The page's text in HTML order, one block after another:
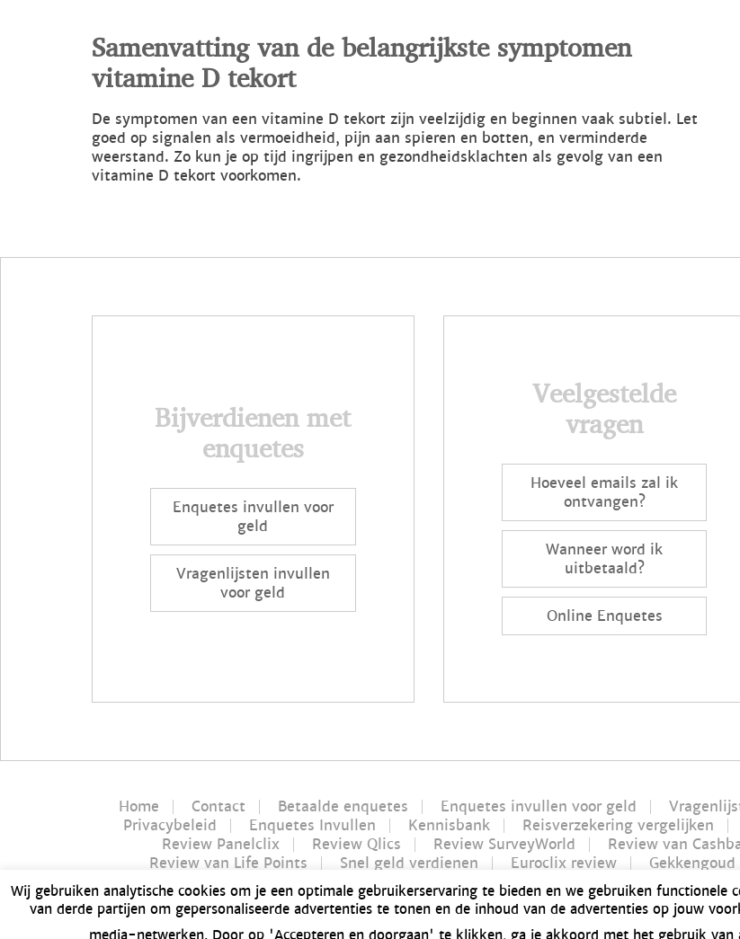
Samenvatting van de belangrijkste symptomen
vitamine D tekort
De symptomen van een vitamine D tekort zijn veelzijdig en beginnen vaak subtiel. Let
goed op signalen als vermoeidheid, pijn aan spieren en botten, en verminderde
weerstand. Zo kun je op tijd ingrijpen en gezondheidsklachten als gevolg van een
vitamine D tekort voorkomen.
Bijverdienen met
enquetes
Enquetes invullen voor
geld
Vragenlijsten invullen
voor geld
Veelgestelde
vragen
Hoeveel emails zal ik
ontvangen?
Wanneer word ik
uitbetaald?
Online Enquetes
Home Contact Betaalde enquetes Enquetes invullen voor geld
Privacybeleid
Enquetes Invullen Kennisbank Reisverzekering vergelijken
Review Panelclix
Review Qlics Review SurveyWorld Review van
Review van Life Points
Snel geld verdienen Euroclix review
Nucash review
Futurenet review | Is Futurenet betrouwbaar?
Dé Bitvavo review van 2021 | Alles over Bitvavo
Bonusway
GFK Panel review | Is GFK Panel betrouwbaar?
Dé manier om geld te verdienen:
Wij gebruiken analytische cookies om je een optimale gebruikerservaring te bieden en we gebruiken
van derde partijen om gepersonaliseerde advertenties te tonen en de inhoud van de advertenties op jouw
media-netwerken. Door op 'Accepteren en doorgaan' te klikken, ga je akkoord met het gebruik van